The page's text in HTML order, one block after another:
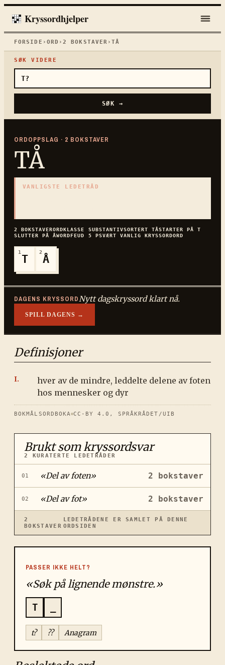
Kryssordhjelper
FORSIDE › ORD ›2 BOKSTAVER ›TÅ
SØK VIDERE
SØK →
ORDOPPSLAG · 2 BOKSTAVER
TÅ
VANLIGSTE LEDETRÅD
2 BOKSTAVERORDKLASSE SUBSTANTIVSORTERT TÅSTARTER PÅT
SLUTTER PÅÅWORDFEUD 5 PSVÆRT VANLIG KRYSSORDORD
1
T
2
Å
DAGENS KRYSSORDNytt dagskryssord klart nå.
SPILL DAGENS →
Definisjoner
hver av de mindre, leddelte delene av foten
hos mennesker og dyr
BOKMÅLSORDBOKA CC-BY 4.0, SPRÅKRÅDET/UIB
Brukt som kryssordsvar
2 KURATERTE LEDETRÅDER
01 «Del av foten» 2 bokstaver
02 «Del av fot» 2 bokstaver
2
BOKSTAVER
LEDETRÅDENE ER SAMLET PÅ DENNE
ORDSIDEN
PASSER IKKE HELT?
«Søk på lignende mønstre.»
T
t? ?? Anagram